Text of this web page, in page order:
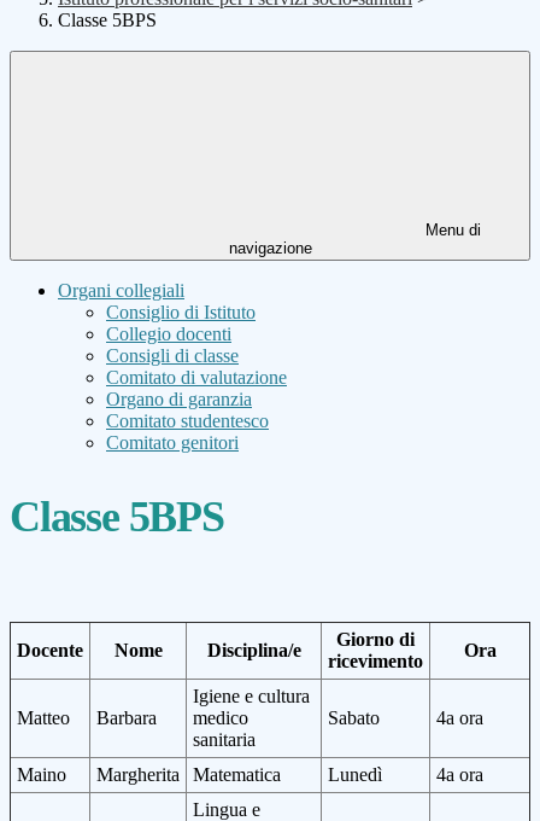
Classe 5BPS
Menu di
navigazione
Organi collegiali
Consiglio di Istituto
Collegio docenti
Consigli di classe
Comitato di valutazione
Organo di garanzia
Comitato studentesco
Comitato genitori
Classe 5BPS
Docente Nome Disciplina/e
Giorno di
ricevimento
Ora
Matteo Barbara
Igiene e cultura
medico
sanitaria
Sabato 4a ora
Maino Margherita Matematica Lunedì 4a ora
Lingua e